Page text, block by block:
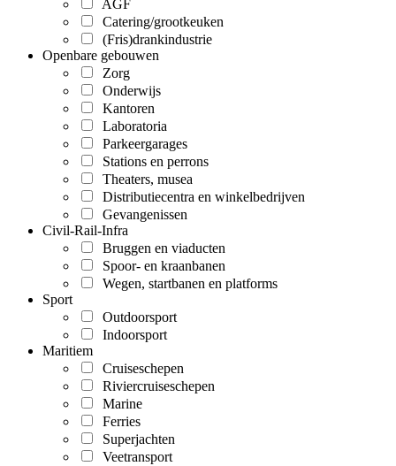
AGF
Catering/grootkeuken
(Fris)drankindustrie
Openbare gebouwen
Zorg
Onderwijs
Kantoren
Laboratoria
Parkeergarages
Stations en perrons
Theaters, musea
Distributiecentra en winkelbedrijven
Gevangenissen
Civil-Rail-Infra
Bruggen en viaducten
Spoor- en kraanbanen
Wegen, startbanen en platforms
Sport
Outdoorsport
Indoorsport
Maritiem
Cruiseschepen
Riviercruiseschepen
Marine
Ferries
Superjachten
Veetransport